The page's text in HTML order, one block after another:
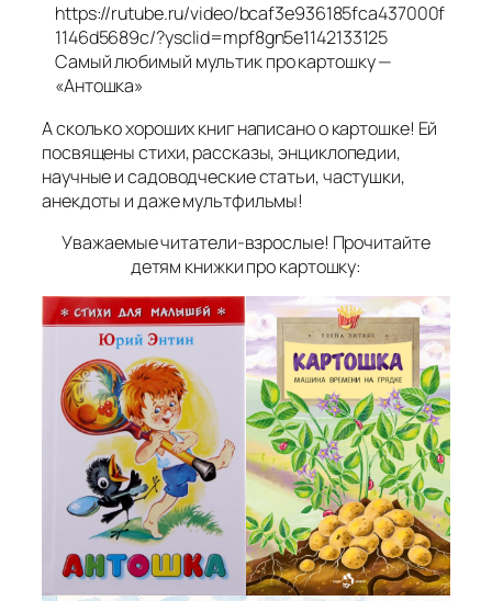
https://rutube.ru/video/bcaf3e936185fca437000f
1146d5689c/?ysclid=mpf8gn5e1142133125
Самый любимый мультик про картошку —
«Антошка»
А сколько хороших книг написано о картошке! Ей
посвящены стихи, рассказы, энциклопедии,
научные и садоводческие статьи, частушки,
анекдоты и даже мультфильмы!
Уважаемые читатели-взрослые! Прочитайте
детям книжки про картошку: